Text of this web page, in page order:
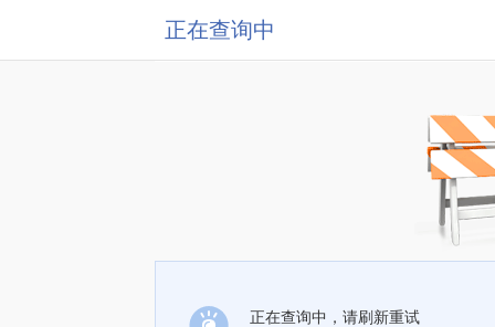
正在查询中
正在查询中，请刷新重试